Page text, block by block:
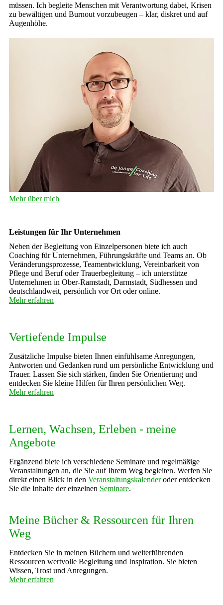
müssen. Ich begleite Menschen mit Verantwortung dabei, Krisen
zu bewältigen und Burnout vorzubeugen – klar, diskret und auf
Augenhöhe.
Mehr über mich
Leistungen für Ihr Unternehmen
Neben der Begleitung von Einzelpersonen biete ich auch
Coaching für Unternehmen, Führungskräfte und Teams an. Ob
Veränderungsprozesse, Teamentwicklung, Vereinbarkeit von
Pflege und Beruf oder Trauerbegleitung – ich unterstütze
Unternehmen in Ober-Ramstadt, Darmstadt, Südhessen und
deutschlandweit, persönlich vor Ort oder online.
Mehr erfahren
Vertiefende Impulse
Zusätzliche Impulse bieten Ihnen einfühlsame Anregungen,
Antworten und Gedanken rund um persönliche Entwicklung und
Trauer. Lassen Sie sich stärken, finden Sie Orientierung und
entdecken Sie kleine Hilfen für Ihren persönlichen Weg.
Mehr erfahren
Lernen, Wachsen, Erleben - meine
Angebote
Ergänzend biete ich verschiedene Seminare und regelmäßige
Veranstaltungen an, die Sie auf Ihrem Weg begleiten. Werfen Sie
direkt einen Blick in den Veranstaltungskalenderoder entdecken
Sie die Inhalte der einzelnen Seminare.
Meine Bücher & Ressourcen für Ihren
Weg
Entdecken Sie in meinen Büchern und weiterführenden
Ressourcen wertvolle Begleitung und Inspiration. Sie bieten
Wissen, Trost und Anregungen.
Mehr erfahren